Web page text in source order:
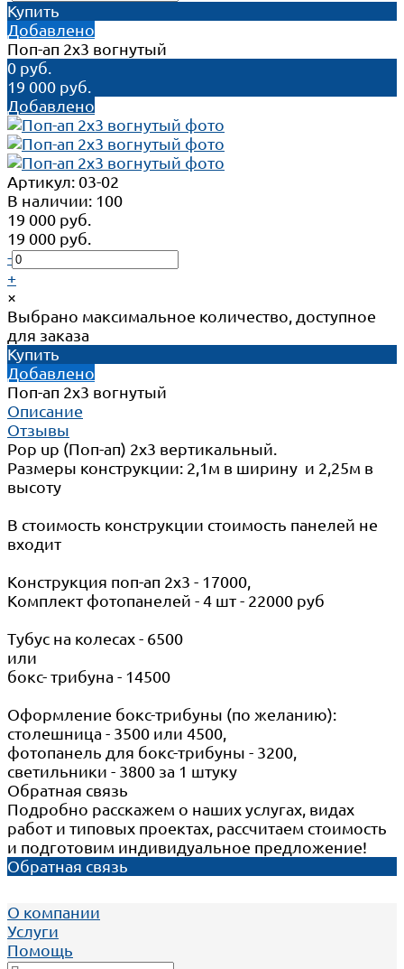
Купить
Добавлено
Поп-ап 2x3 вогнутый
0 руб.
19 000 руб.
Добавлено
Артикул: 03-02
В наличии: 100
19 000 руб.
19 000 руб.
-
+
×
Выбрано максимальное количество, доступное
для заказа
Купить
Добавлено
Поп-ап 2x3 вогнутый
Описание
Отзывы
Pop up (Поп-ап) 2х3 вертикальный.
Размеры конструкции: 2,1м в ширину и 2,25м в
высоту
В стоимость конструкции стоимость панелей не
входит
Конструкция поп-ап 2х3 - 17000,
Комплект фотопанелей - 4 шт - 22000 руб
Тубус на колесах - 6500
или
бокс- трибуна - 14500
Оформление бокс-трибуны (по желанию):
столешница - 3500 или 4500,
фотопанель для бокс-трибуны - 3200,
светильники - 3800 за 1 штуку
Обратная связь
Подробно расскажем о наших услугах, видах
работ и типовых проектах, рассчитаем стоимость
и подготовим индивидуальное предложение!
Обратная связь
О компании
Услуги
Помощь